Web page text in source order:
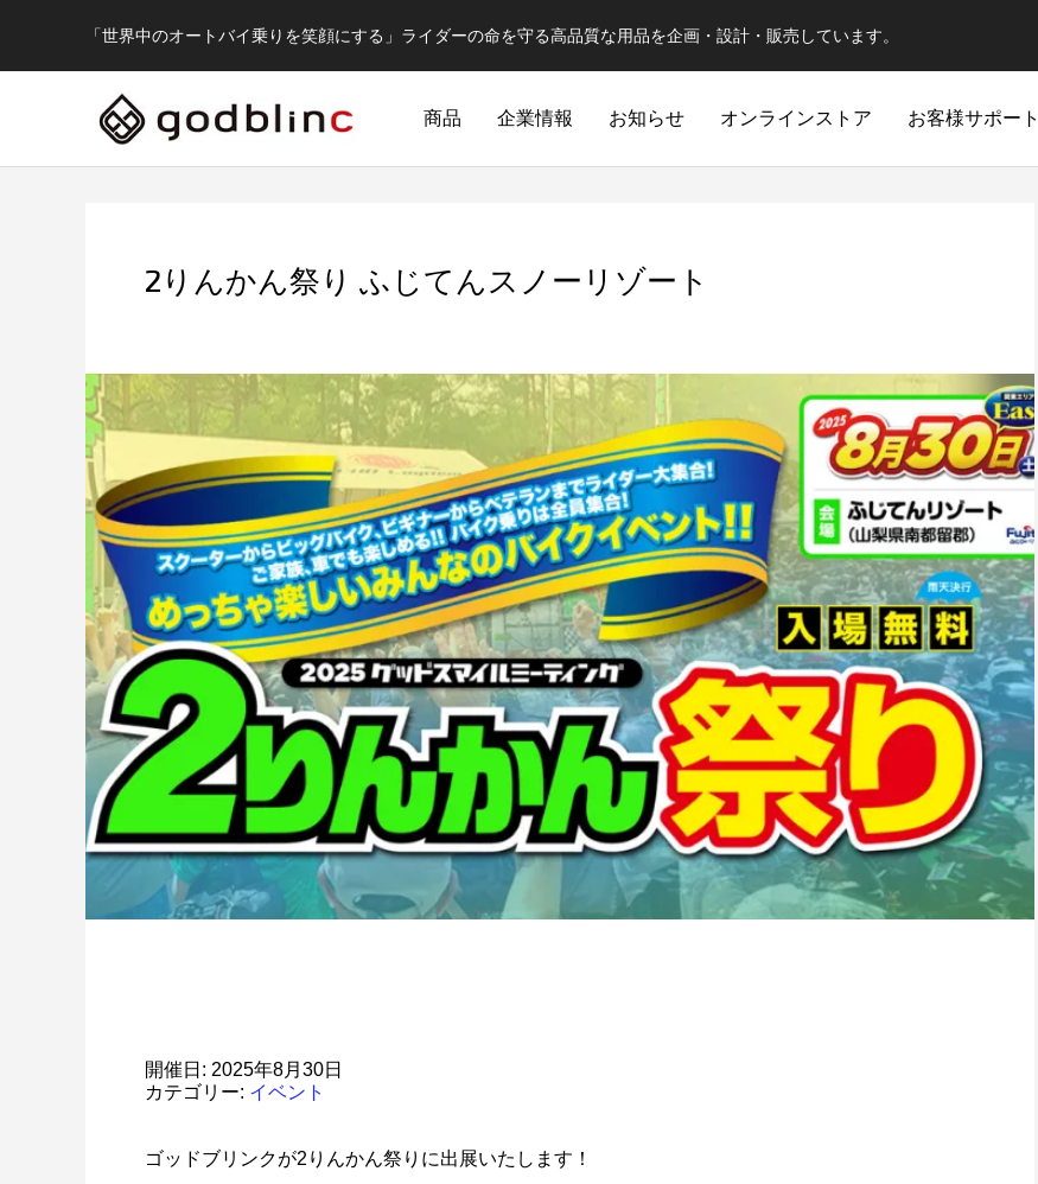
「世界中のオートバイ乗りを笑顔にする」ライダーの命を守る高品質な用品を企画・設計・販売しています。
商品 企業情報 お知らせ オンラインストア お客様サポート
フルフェイス
FULL-FACE
スポーツジェット
SPORTS-JET
2りんかん祭り ふじてんスノーリゾート
開催日: 2025年8月30日
カテゴリー: イベント
ゴッドブリンクが2りんかん祭りに出展いたします！
優れた性能を維持しつつ、お求めやすい価格
を実現したモデルです。